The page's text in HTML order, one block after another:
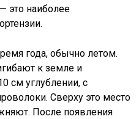
это наиболее
года, обычно летом.
к земле и
см углублении, с
Сверху это место
После появления